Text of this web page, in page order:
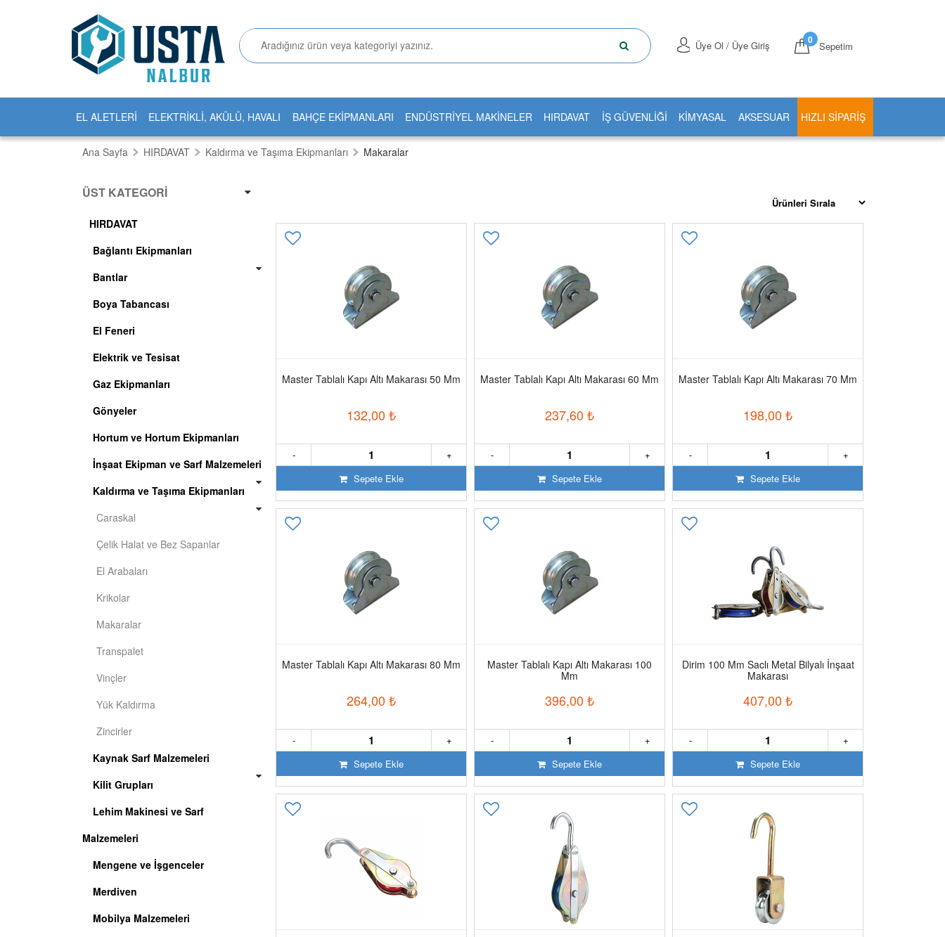
Sepetim
0
Üye Ol / Üye Giriş
EL ALETLERİ ELEKTRİKLİ, AKÜLÜ, HAVALI BAHÇE EKİPMANLARI ENDÜSTRİYEL MAKİNELER HIRDAVAT İŞ GÜVENLİĞİ KİMYASAL AKSESUAR HIZLI SIPARIŞ
Ana Sayfa HIRDAVAT Kaldırma ve Taşıma Ekipmanları Makaralar
ÜST KATEGORI
HIRDAVAT
Bağlantı Ekipmanları
Bantlar
Boya Tabancası
El Feneri
Elektrik ve Tesisat
Gaz Ekipmanları
Gönyeler
Hortum ve Hortum Ekipmanları
İnşaat Ekipman ve Sarf Malzemeleri
Kaldırma ve Taşıma Ekipmanları
Caraskal
Çelik Halat ve Bez Sapanlar
El Arabaları
Krikolar
Makaralar
Transpalet
Vinçler
Yük Kaldırma
Zincirler
Kaynak Sarf Malzemeleri
Kilit Grupları
Lehim Makinesi ve Sarf
Malzemeleri
Mengene ve İşgenceler
Merdiven
Mobilya Malzemeleri
Master Tablalı Kapı Altı Makarası 50 Mm
132,00 ₺
+
-
Sepete Ekle
Master Tablalı Kapı Altı Makarası 60 Mm
237,60 ₺
+
-
Sepete Ekle
Master Tablalı Kapı Altı Makarası 70 Mm
198,00 ₺
+
-
Sepete Ekle
Master Tablalı Kapı Altı Makarası 80 Mm
264,00 ₺
+
-
Sepete Ekle
Master Tablalı Kapı Altı Makarası 100
Mm
396,00 ₺
+
-
Sepete Ekle
Dirim 100 Mm Saclı Metal Bilyalı İnşaat
Makarası
407,00 ₺
+
-
Sepete Ekle